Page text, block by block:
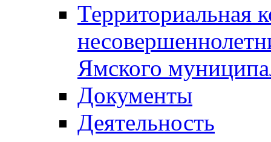
Территориальная
Ямского
Документы
Деятельность